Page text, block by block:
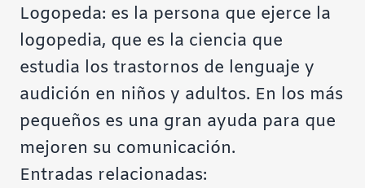
Logopeda: es la persona que ejerce la
logopedia, que es la ciencia que
estudia los trastornos de lenguaje y
audición en niños y adultos. En los más
pequeños es una gran ayuda para que
mejoren su comunicación.
Entradas relacionadas: